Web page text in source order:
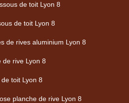
de toit Lyon 8
de toit Lyon 8
de rives aluminium Lyon 8
de rive Lyon 8
toit Lyon 8
planche de rive Lyon 8